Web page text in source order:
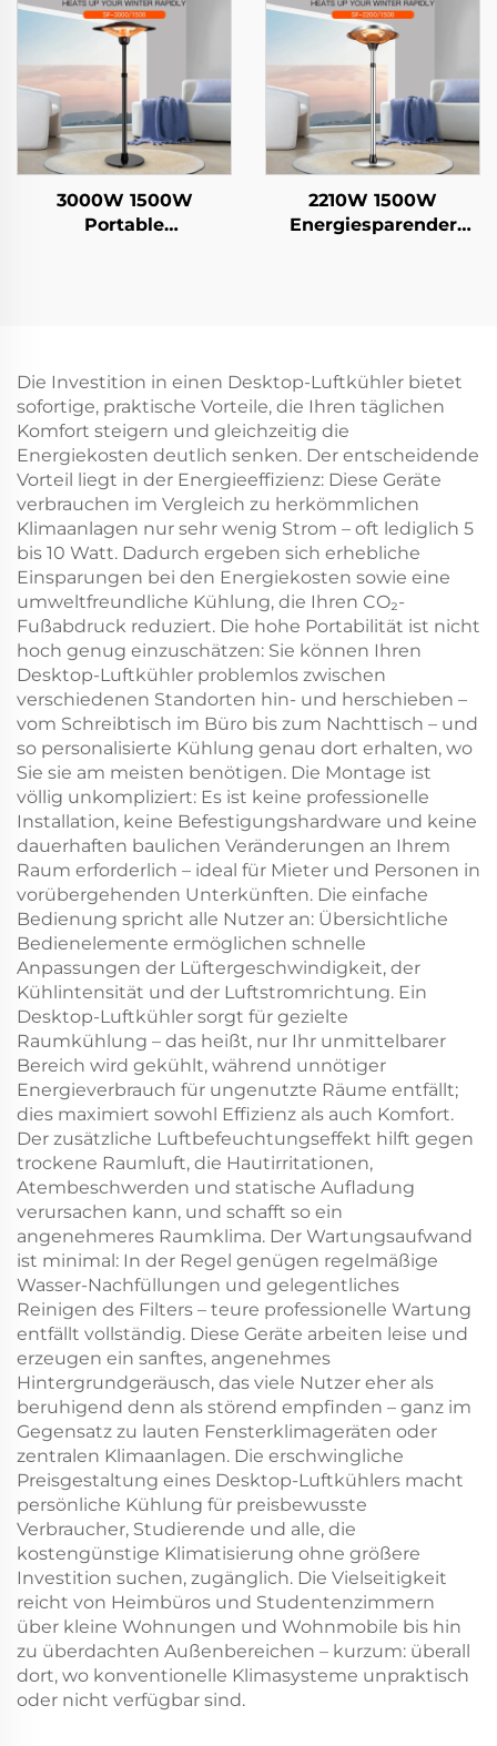
Gehäuse Heizung IP65
Kohlefaserrohr
Heizung IP44
3000W 1500W
Portable
2210W 1500W
Energiesparender
Die Investition in einen Desktop-Luftkühler bietet
sofortige, praktische Vorteile, die Ihren täglichen
Komfort steigern und gleichzeitig die
Energiekosten deutlich senken. Der entscheidende
Vorteil liegt in der Energieeffizienz: Diese Geräte
verbrauchen im Vergleich zu herkömmlichen
Klimaanlagen nur sehr wenig Strom – oft lediglich 5
bis 10 Watt. Dadurch ergeben sich erhebliche
Einsparungen bei den Energiekosten sowie eine
umweltfreundliche Kühlung, die Ihren CO₂-
Fußabdruck reduziert. Die hohe Portabilität ist nicht
hoch genug einzuschätzen: Sie können Ihren
Desktop-Luftkühler problemlos zwischen
verschiedenen Standorten hin- und herschieben –
vom Schreibtisch im Büro bis zum Nachttisch – und
so personalisierte Kühlung genau dort erhalten, wo
Sie sie am meisten benötigen. Die Montage ist
völlig unkompliziert: Es ist keine professionelle
Installation, keine Befestigungshardware und keine
dauerhaften baulichen Veränderungen an Ihrem
Raum erforderlich – ideal für Mieter und Personen in
vorübergehenden Unterkünften. Die einfache
Bedienung spricht alle Nutzer an: Übersichtliche
Bedienelemente ermöglichen schnelle
Anpassungen der Lüftergeschwindigkeit, der
Kühlintensität und der Luftstromrichtung. Ein
Desktop-Luftkühler sorgt für gezielte
Raumkühlung – das heißt, nur Ihr unmittelbarer
Bereich wird gekühlt, während unnötiger
Energieverbrauch für ungenutzte Räume entfällt;
dies maximiert sowohl Effizienz als auch Komfort.
Der zusätzliche Luftbefeuchtungseffekt hilft gegen
trockene Raumluft, die Hautirritationen,
Atembeschwerden und statische Aufladung
verursachen kann, und schafft so ein
angenehmeres Raumklima. Der Wartungsaufwand
ist minimal: In der Regel genügen regelmäßige
Wasser-Nachfüllungen und gelegentliches
Reinigen des Filters – teure professionelle Wartung
entfällt vollständig. Diese Geräte arbeiten leise und
erzeugen ein sanftes, angenehmes
Hintergrundgeräusch, das viele Nutzer eher als
beruhigend denn als störend empfinden – ganz im
Gegensatz zu lauten Fensterklimageräten oder
zentralen Klimaanlagen. Die erschwingliche
Preisgestaltung eines Desktop-Luftkühlers macht
persönliche Kühlung für preisbewusste
Verbraucher, Studierende und alle, die
kostengünstige Klimatisierung ohne größere
Investition suchen, zugänglich. Die Vielseitigkeit
reicht von Heimbüros und Studentenzimmern
über kleine Wohnungen und Wohnmobile bis hin
zu überdachten Außenbereichen – kurzum: überall
dort, wo konventionelle Klimasysteme unpraktisch
oder nicht verfügbar sind.